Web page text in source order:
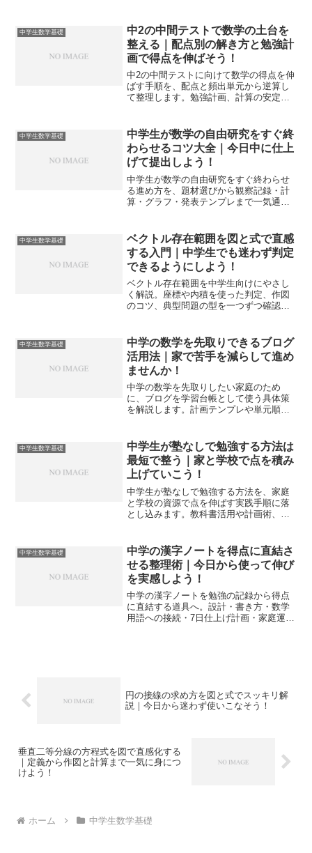
中学生数学基礎
中2の中間テストで数学の土台を
整える｜配点別の解き方と勉強計
画で得点を伸ばそう！
中2の中間テストに向けて数学の得点を伸
ばす手順を、配点と頻出単元から逆算し
て整理します。勉強計画、計算の安定
します。
中学生数学基礎
中学生が数学の自由研究をすぐ終
わらせるコツ大全｜今日中に仕上
げて提出しよう！
中学生が数学の自由研究をすぐ終わらせ
る進め方を、題材選びから観察記録・計
算・グラフ・発表テンプレまで一気通貫
意します。
中学生数学基礎
ベクトル存在範囲を図と式で直感
する入門｜中学生でも迷わず判定
できるようにしよう！
ベクトル存在範囲を中学生向けにやさし
く解説。座標や内積を使った判定、作図
のコツ、典型問題の型を一つずつ確認
中学生数学基礎
中学の数学を先取りできるブログ
活用法｜家で苦手を減らして進め
ませんか！
中学の数学を先取りしたい家庭のため
に、ブログを学習台帳として使う具体策
を解説します。計画テンプレや単元順、
す。
中学生数学基礎
中学生が塾なしで勉強する方法は
最短で整う｜家と学校で点を積み
上げていこう！
中学生が塾なしで勉強する方法を、家庭
と学校の資源で点を伸ばす実践手順に落
とし込みます。教科書活用や計画術、基
の型と週次チェックで成果を可視化でき
ます。
中学生数学基礎
中学の漢字ノートを得点に直結さ
せる整理術｜今日から使って伸び
を実感しよう！
中学の漢字ノートを勉強の記録から得点
に直結する道具へ。設計・書き方・数学
用語への接続・7日仕上げ計画・家庭運
円の接線の求め方を図と式でスッキリ解
説｜今日から迷わず使いこなそう！
垂直二等分線の方程式を図で直感化する
｜定義から作図と計算まで一気に身につ
けよう！
ホーム 中学生数学基礎